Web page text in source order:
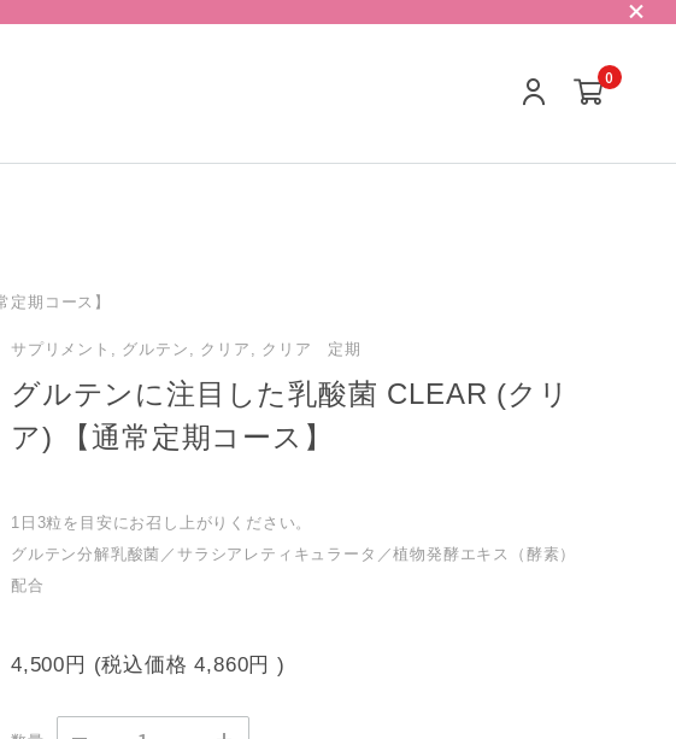
0
期コース】
サプリメント, グルテン, クリア, クリア 定期
グルテンに注目した乳酸菌 CLEAR (クリ
ア) 【通常定期コース】
1日3粒を目安にお召し上がりください。
グルテン分解乳酸菌／サラシアレティキュラータ／植物発酵エキス（酵素）
配合
4,500円 (税込価格4,860円 )